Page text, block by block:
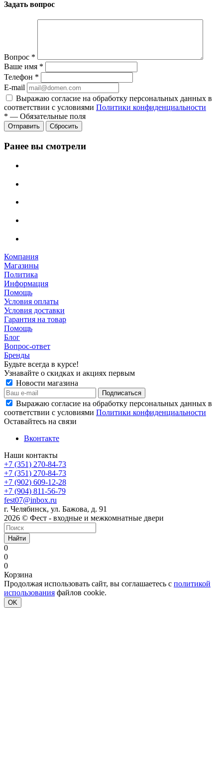
Задать вопрос
Вопрос *
Ваше имя *
Телефон *
E-mail
Выражаю согласие на обработку персональных данных в
соответствии с условиями Политики конфиденциальности
* — Обязательные поля
Отправить Сбросить
Ранее вы смотрели
Компания
Магазины
Политика
Информация
Помощь
Условия оплаты
Условия доставки
Гарантия на товар
Помощь
Блог
Вопрос-ответ
Бренды
Будьте всегда в курсе!
Узнавайте о скидках и акциях первым
Новости магазина
Выражаю согласие на обработку персональных данных в
соответствии с условиями Политики конфиденциальности
Оставайтесь на связи
Вконтакте
Наши контакты
+7 (351) 270-84-73
+7 (351) 270-84-73
+7 (902) 609-12-28
+7 (904) 811-56-79
fest07@inbox.ru
г. Челябинск, ул. Бажова, д. 91
2026 © Фест - входные и межкомнатные двери
Найти
0
0
0
Корзина
Продолжая использовать сайт, вы соглашаетесь с политикой
использования файлов cookie.
OK